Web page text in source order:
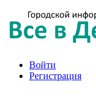
Войти
Регистрация